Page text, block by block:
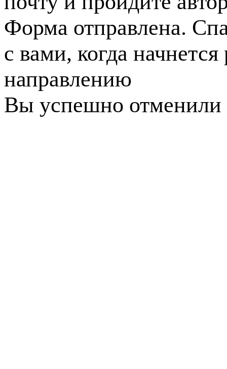
Форма отправлена.
с вами, когда
направлению
Вы успешно отменили